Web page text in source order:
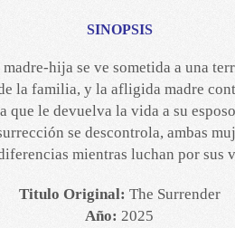
SINOPSIS
hija se ve sometida a una
la familia, y la afligida madre
que le devuelva la vida a su
se descontrola, ambas
mientras luchan por sus
Titulo Original: The Surrender
Año: 2025